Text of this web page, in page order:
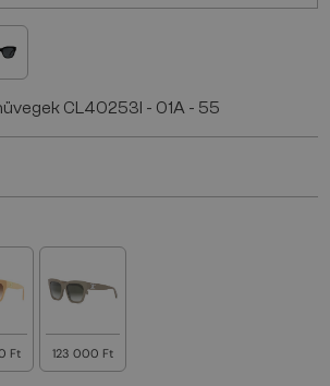
CL40253I - 01A - 55
Ft 123 000 Ft